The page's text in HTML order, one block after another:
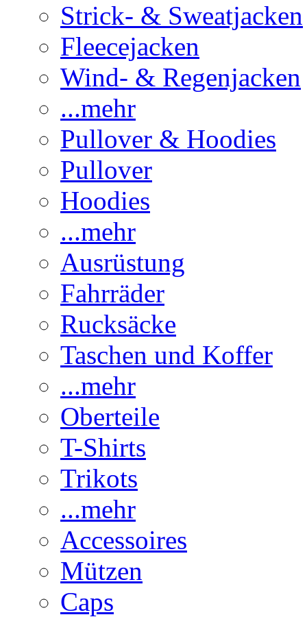
Strick- & Sweatjacken
Fleecejacken
Wind- & Regenjacken
...mehr
Pullover & Hoodies
Pullover
Hoodies
...mehr
Ausrüstung
Fahrräder
Rucksäcke
Taschen und Koffer
...mehr
Oberteile
T-Shirts
Trikots
...mehr
Accessoires
Mützen
Caps